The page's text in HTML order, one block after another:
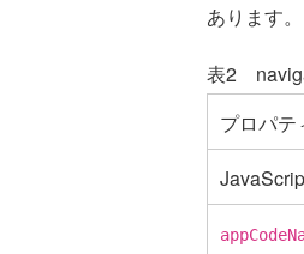
あります
表2
プロパテ